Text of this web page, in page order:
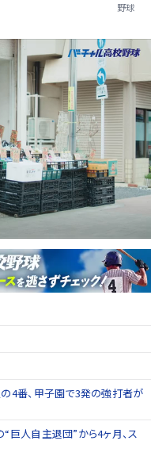
野球
4番、甲子園で3発の強打者が
巨人自主退団”から4ヶ月、ス